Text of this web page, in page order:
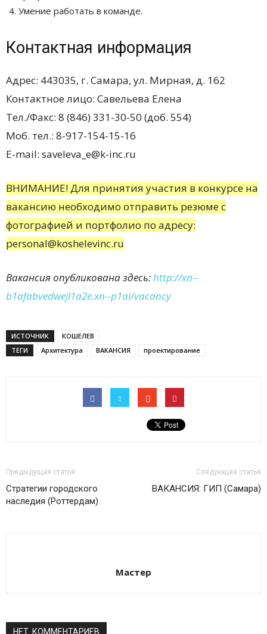
Умение работать в команде.
Контактная информация
Адрес: 443035, г. Самара, ул. Мирная, д. 162
Контактное лицо: Савельева Елена
Тел./Факс: 8 (846) 331-30-50 (доб. 554)
Моб. тел.: 8-917-154-15-16
E-mail: saveleva_e@k-inc.ru
ВНИМАНИЕ! Для принятия участия в конкурсе на
вакансию необходимо отправить резюме с
фотографией и портфолио по адресу:
personal@koshelevinc.ru
Вакансия опубликована здесь:http://xn--
b1afabvedwejl1a2e.xn--p1ai/vacancy
ИСТОЧНИК
КОШЕЛЕВ
ТЕГИ
Архитектура ВАКАНСИЯ проектирование
Предыдущая статья
Стратегии городского
наследия (Роттердам)
Следующая статья
ВАКАНСИЯ: ГИП (Самара)
Мастер
НЕТ КОММЕНТАРИЕВ